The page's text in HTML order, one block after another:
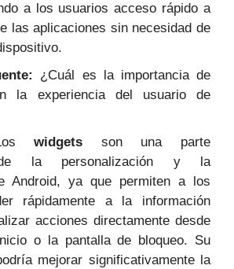
a los usuarios acceso rápido a
las aplicaciones sin necesidad de
¿Cuál es la importancia de
la experiencia del usuario de
widgets son una parte
de la personalización y la
Android, ya que permiten a los
rápidamente a la información
acciones directamente desde
o la pantalla de bloqueo. Su
mejorar significativamente la